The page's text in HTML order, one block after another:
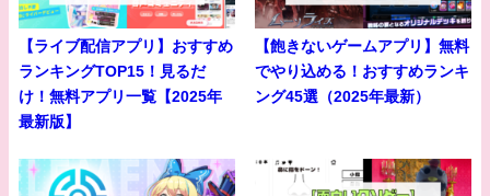
【ライブ配信アプリ】おすすめ
ランキングTOP15！見るだ
け！無料アプリ一覧【2025年
最新版】
【飽きないゲームアプリ】無料
でやり込める！おすすめランキ
ング45選（2025年最新）